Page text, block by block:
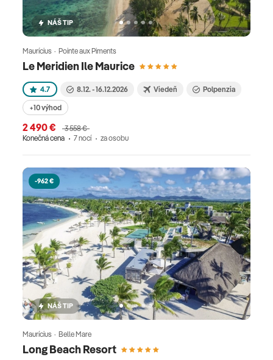
NÁŠ TIP
Le Meridien Ile Maurice
Maurícius · Pointe aux Piments
4.7 8.12. - 16.12.2026 Viedeň Polpenzia
+10 výhod
2 490 €
3 558 €
Konečná cena
7 nocí za osobu
-962 €
NÁŠ TIP
Long Beach Resort
Maurícius · Belle Mare